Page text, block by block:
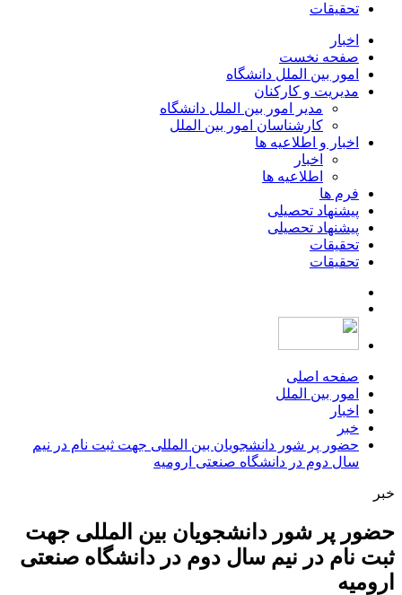
تحقیقات
اخبار
صفحه نخست
امور بین الملل دانشگاه
مدیریت و کارکنان
مدیر امور بین الملل دانشگاه
کارشناسان امور بین الملل
اخبار و اطلاعیه ها
اخبار
اطلاعیه ها
فرم ها
پیشنهاد تحصیلی
پیشنهاد تحصیلی
تحقیقات
تحقیقات
صفحه اصلی
امور بین الملل
اخبار
خبر
حضور پر شور دانشجویان بین المللی جهت ثبت نام در نیم
سال دوم در دانشگاه صنعتی ارومیه
خبر
حضور پر شور دانشجویان بین المللی جهت
ثبت نام در نیم سال دوم در دانشگاه صنعتی
ارومیه